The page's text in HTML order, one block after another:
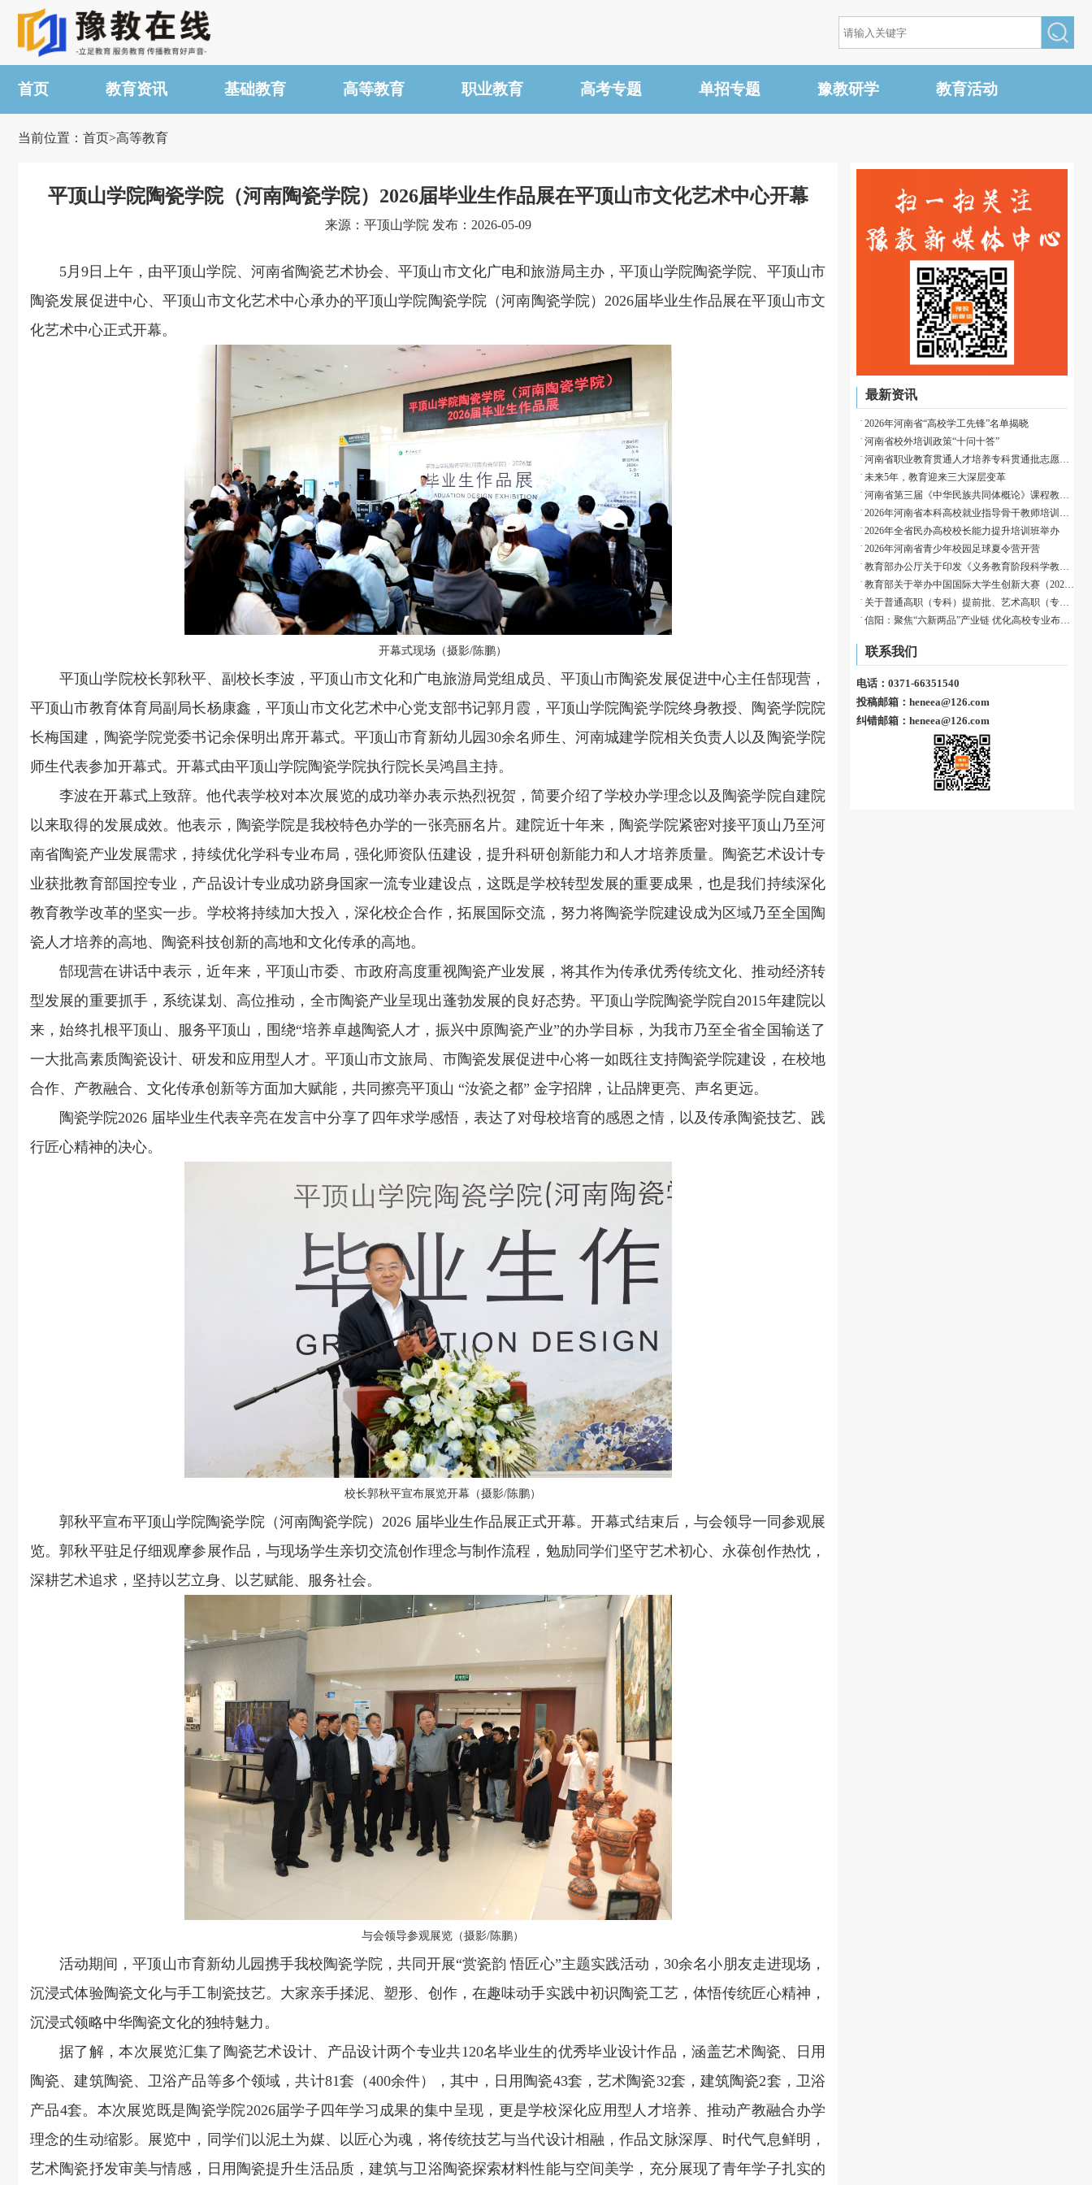
首页 教育资讯 基础教育 高等教育 职业教育 高考专题 单招专题 豫教研学 教育活动
当前位置：首页>高等教育
平顶山学院陶瓷学院（河南陶瓷学院）2026届毕业生作品展在平顶山市文化艺术中心开幕
来源：平顶山学院 发布：2026-05-09
5月9日上午，由平顶山学院、河南省陶瓷艺术协会、平顶山市文化广电和旅游局主办，平顶山学院陶瓷学院、平顶山市
陶瓷发展促进中心、平顶山市文化艺术中心承办的平顶山学院陶瓷学院（河南陶瓷学院）2026届毕业生作品展在平顶山市文
化艺术中心正式开幕。
开幕式现场（摄影/陈鹏）
平顶山学院校长郭秋平、副校长李波，平顶山市文化和广电旅游局党组成员、平顶山市陶瓷发展促进中心主任郜现营，
平顶山市教育体育局副局长杨康鑫，平顶山市文化艺术中心党支部书记郭月霞，平顶山学院陶瓷学院终身教授、陶瓷学院院
长梅国建，陶瓷学院党委书记余保明出席开幕式。平顶山市育新幼儿园30余名师生、河南城建学院相关负责人以及陶瓷学院
师生代表参加开幕式。开幕式由平顶山学院陶瓷学院执行院长吴鸿昌主持。
李波在开幕式上致辞。他代表学校对本次展览的成功举办表示热烈祝贺，简要介绍了学校办学理念以及陶瓷学院自建院
以来取得的发展成效。他表示，陶瓷学院是我校特色办学的一张亮丽名片。建院近十年来，陶瓷学院紧密对接平顶山乃至河
南省陶瓷产业发展需求，持续优化学科专业布局，强化师资队伍建设，提升科研创新能力和人才培养质量。陶瓷艺术设计专
业获批教育部国控专业，产品设计专业成功跻身国家一流专业建设点，这既是学校转型发展的重要成果，也是我们持续深化
教育教学改革的坚实一步。学校将持续加大投入，深化校企合作，拓展国际交流，努力将陶瓷学院建设成为区域乃至全国陶
瓷人才培养的高地、陶瓷科技创新的高地和文化传承的高地。
郜现营在讲话中表示，近年来，平顶山市委、市政府高度重视陶瓷产业发展，将其作为传承优秀传统文化、推动经济转
型发展的重要抓手，系统谋划、高位推动，全市陶瓷产业呈现出蓬勃发展的良好态势。平顶山学院陶瓷学院自2015年建院以
来，始终扎根平顶山、服务平顶山，围绕“培养卓越陶瓷人才，振兴中原陶瓷产业”的办学目标，为我市乃至全省全国输送了
一大批高素质陶瓷设计、研发和应用型人才。平顶山市文旅局、市陶瓷发展促进中心将一如既往支持陶瓷学院建设，在校地
合作、产教融合、文化传承创新等方面加大赋能，共同擦亮平顶山 “汝瓷之都” 金字招牌，让品牌更亮、声名更远。
陶瓷学院2026 届毕业生代表辛亮在发言中分享了四年求学感悟，表达了对母校培育的感恩之情，以及传承陶瓷技艺、践
行匠心精神的决心。
校长郭秋平宣布展览开幕（摄影/陈鹏）
郭秋平宣布平顶山学院陶瓷学院（河南陶瓷学院）2026 届毕业生作品展正式开幕。开幕式结束后，与会领导一同参观展
览。郭秋平驻足仔细观摩参展作品，与现场学生亲切交流创作理念与制作流程，勉励同学们坚守艺术初心、永葆创作热忱，
深耕艺术追求，坚持以艺立身、以艺赋能、服务社会。
与会领导参观展览（摄影/陈鹏）
活动期间，平顶山市育新幼儿园携手我校陶瓷学院，共同开展“赏瓷韵 悟匠心”主题实践活动，30余名小朋友走进现场，
沉浸式体验陶瓷文化与手工制瓷技艺。大家亲手揉泥、塑形、创作，在趣味动手实践中初识陶瓷工艺，体悟传统匠心精神，
沉浸式领略中华陶瓷文化的独特魅力。
据了解，本次展览汇集了陶瓷艺术设计、产品设计两个专业共120名毕业生的优秀毕业设计作品，涵盖艺术陶瓷、日用
陶瓷、建筑陶瓷、卫浴产品等多个领域，共计81套（400余件），其中，日用陶瓷43套，艺术陶瓷32套，建筑陶瓷2套，卫浴
产品4套。本次展览既是陶瓷学院2026届学子四年学习成果的集中呈现，更是学校深化应用型人才培养、推动产教融合办学
理念的生动缩影。展览中，同学们以泥土为媒、以匠心为魂，将传统技艺与当代设计相融，作品文脉深厚、时代气息鲜明，
艺术陶瓷抒发审美与情感，日用陶瓷提升生活品质，建筑与卫浴陶瓷探索材料性能与空间美学，充分展现了青年学子扎实的
最新资讯
2026年河南省“高校学工先锋”名单揭晓
河南省校外培训政策“十问十答”
河南省职业教育贯通人才培养专科贯通批志愿填报温馨提示
未来5年，教育迎来三大深层变革
河南省第三届《中华民族共同体概论》课程教学展示活动成功举办
2026年河南省本科高校就业指导骨干教师培训班举办
2026年全省民办高校校长能力提升培训班举办
2026年河南省青少年校园足球夏令营开营
教育部办公厅关于印发《义务教育阶段科学教育“做中学”领航行动指南》的通知
教育部关于举办中国国际大学生创新大赛（2026）的通知
关于普通高职（专科）提前批、艺术高职（专科）批和体育高职（专科）批征集志愿的通知
信阳：聚焦“六新两品”产业链 优化高校专业布局赋能归雁育才
联系我们
电话：0371-66351540
投稿邮箱：heneea@126.com
纠错邮箱：heneea@126.com